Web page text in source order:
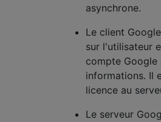
asynchrone.
Le client
sur l'utilisateur
compte Google
informations. Il
licence au
Le serveur